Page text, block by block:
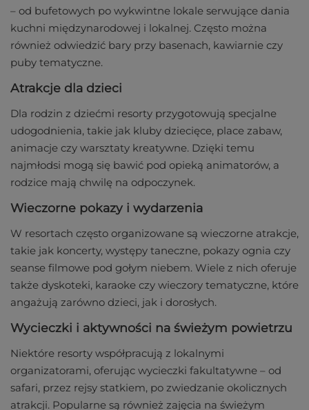
– od bufetowych po wykwintne lokale serwujące dania
kuchni międzynarodowej i lokalnej. Często można
również odwiedzić bary przy basenach, kawiarnie czy
puby tematyczne.
Atrakcje dla dzieci
Dla rodzin z dziećmi resorty przygotowują specjalne
udogodnienia, takie jak kluby dziecięce, place zabaw,
animacje czy warsztaty kreatywne. Dzięki temu
najmłodsi mogą się bawić pod opieką animatorów, a
rodzice mają chwilę na odpoczynek.
Wieczorne pokazy i wydarzenia
W resortach często organizowane są wieczorne atrakcje,
takie jak koncerty, występy taneczne, pokazy ognia czy
seanse filmowe pod gołym niebem. Wiele z nich oferuje
także dyskoteki, karaoke czy wieczory tematyczne, które
angażują zarówno dzieci, jak i dorosłych.
Wycieczki i aktywności na świeżym powietrzu
Niektóre resorty współpracują z lokalnymi
organizatorami, oferując wycieczki fakultatywne – od
safari, przez rejsy statkiem, po zwiedzanie okolicznych
atrakcji. Popularne są również zajęcia na świeżym